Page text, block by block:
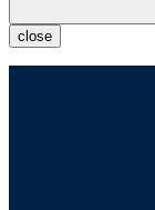
close